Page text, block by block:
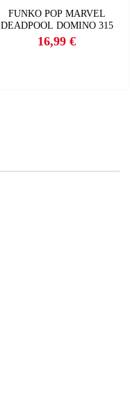
FUNKO POP MARVEL
DEADPOOL DOMINO 315
Precio
16,99 €